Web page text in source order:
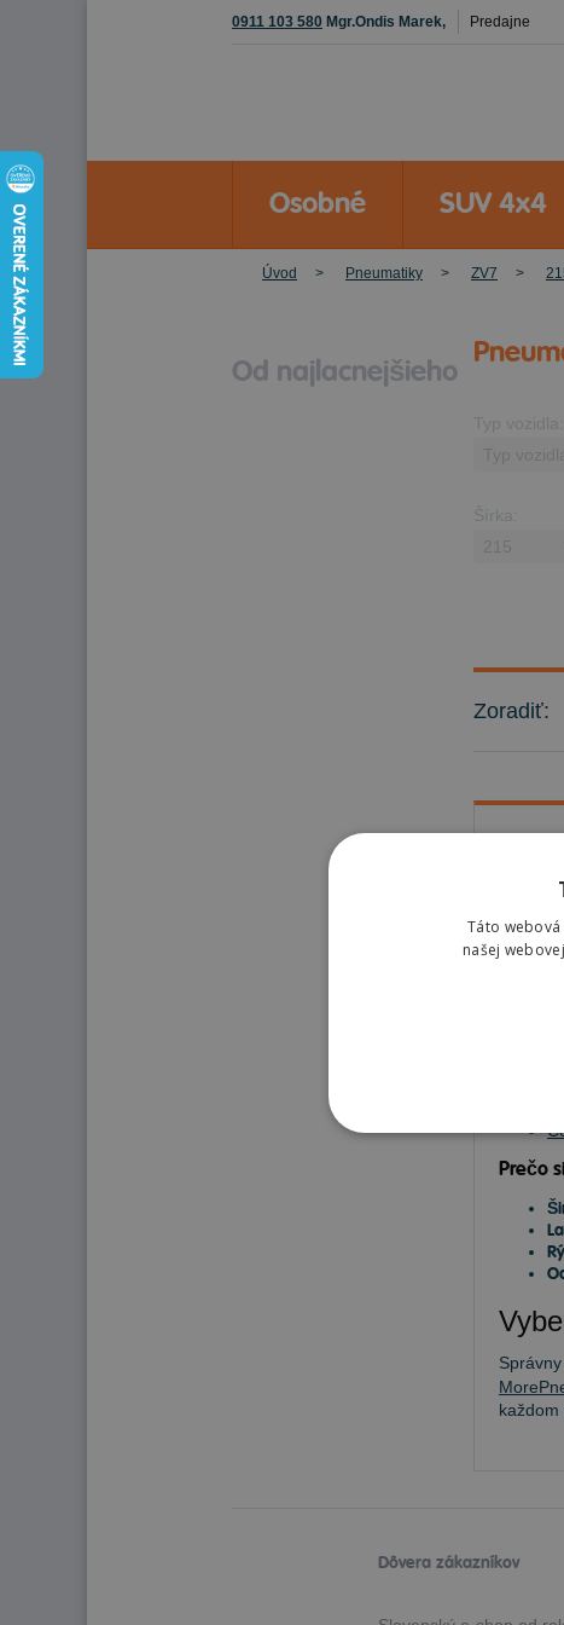
0911 103 580 Mgr.Ondis Marek, Predajne
Osobné SUV 4x4
Úvod Pneumatiky ZV7
Od najlacnejšieho
Typ vozidla:
Šírka:
Zoradiť:
Aké
Prečo
Dôvera zákazníkov
Táto
našej